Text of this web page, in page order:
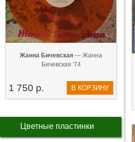
Жанна Бичевская — Жанна
Бичевская '74
1 750 р. В КОРЗИНУ
Цветные пластинки